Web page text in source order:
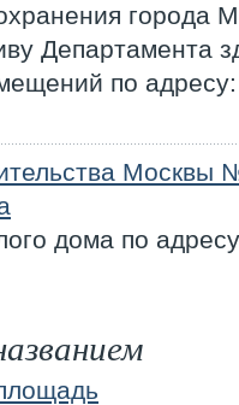
города
Департамента
по
Москвы
дома по